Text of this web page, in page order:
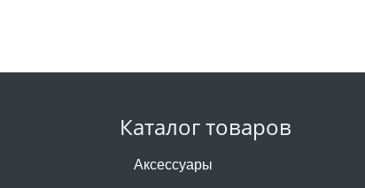
Каталог товаров
Аксессуары